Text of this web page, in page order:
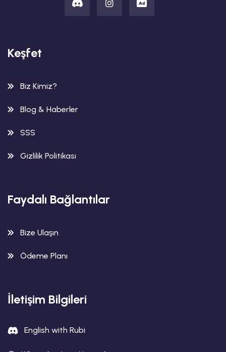
Keşfet
Biz Kimiz?
Blog & Haberler
SSS
Gizlilik Politikası
Faydalı Bağlantılar
Bize Ulaşın
Ödeme Planı
İletişim Bilgileri
English with Rubi